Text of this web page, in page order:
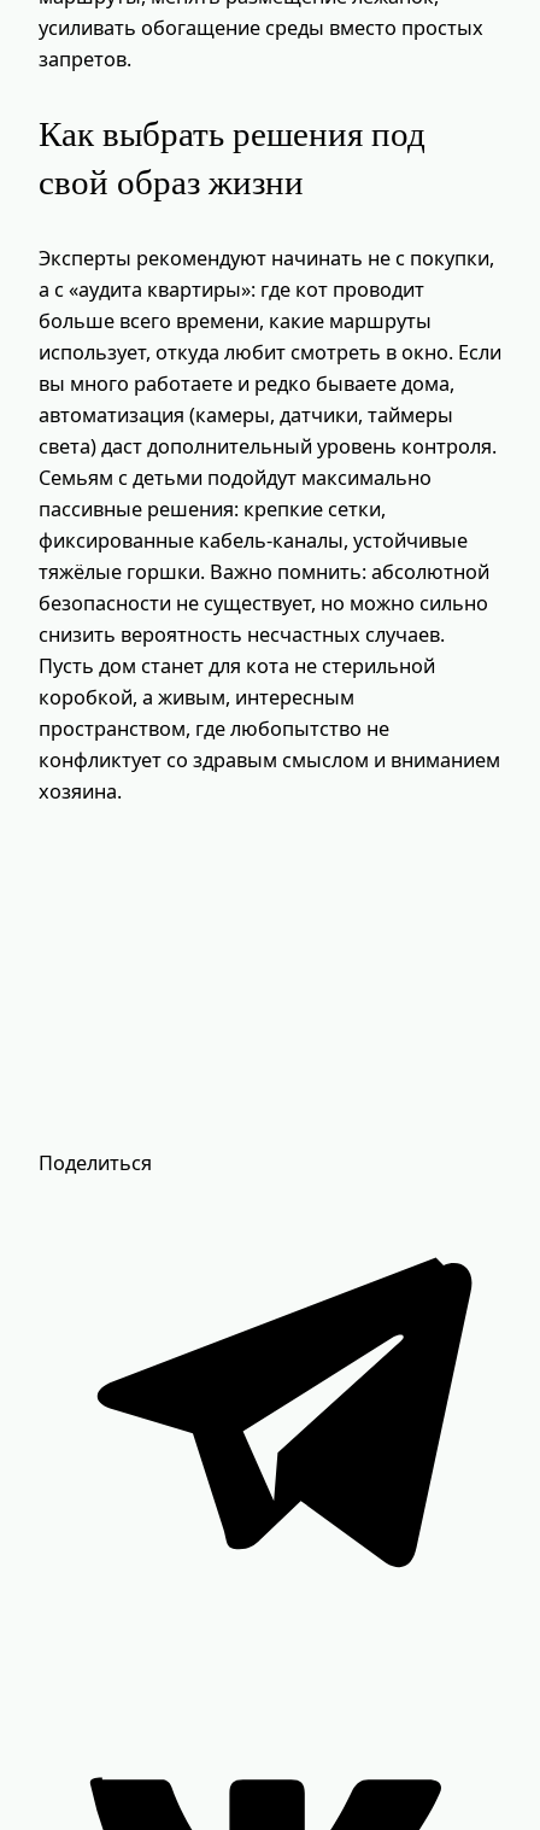
усиливать обогащение среды вместо простых
запретов.
Как выбрать решения под
свой образ жизни
Эксперты рекомендуют начинать не с покупки,
а с «аудита квартиры»: где кот проводит
больше всего времени, какие маршруты
использует, откуда любит смотреть в окно. Если
вы много работаете и редко бываете дома,
автоматизация (камеры, датчики, таймеры
света) даст дополнительный уровень контроля.
Семьям с детьми подойдут максимально
пассивные решения: крепкие сетки,
фиксированные кабель-каналы, устойчивые
тяжёлые горшки. Важно помнить: абсолютной
безопасности не существует, но можно сильно
снизить вероятность несчастных случаев.
Пусть дом станет для кота не стерильной
коробкой, а живым, интересным
пространством, где любопытство не
конфликтует со здравым смыслом и вниманием
хозяина.
Поделиться